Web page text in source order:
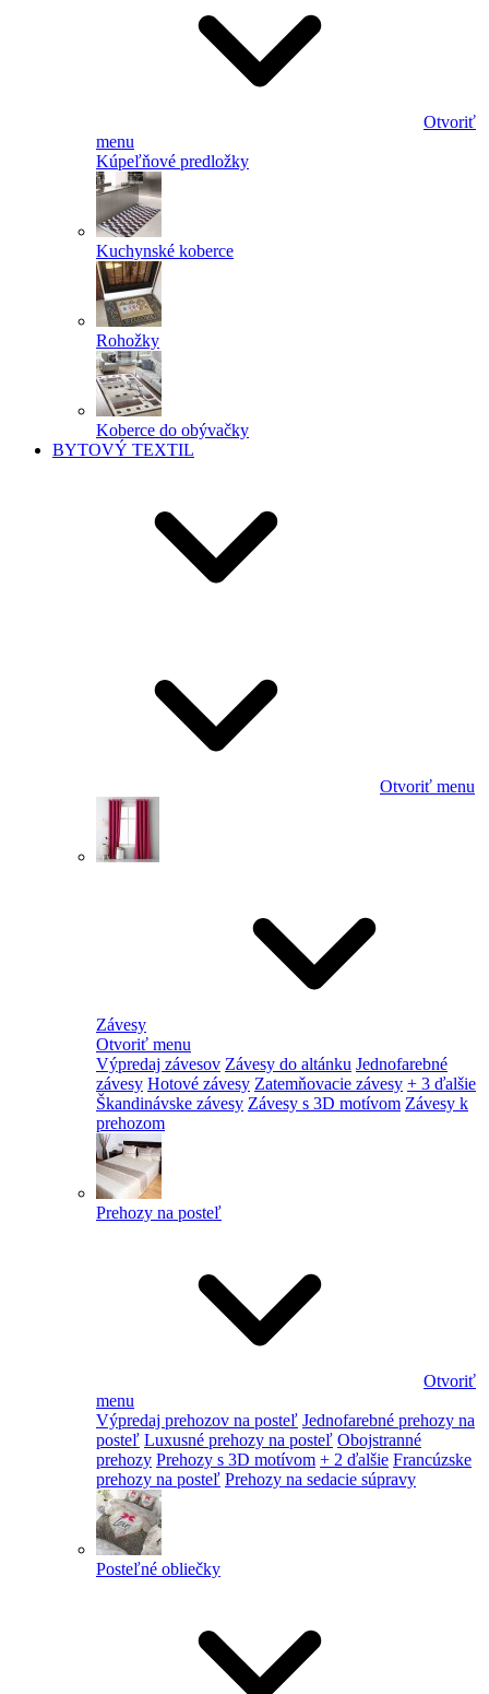
Otvoriť
menu
Kúpeľňové predložky
Kuchynské koberce
Rohožky
Koberce do obývačky
BYTOVÝ TEXTIL
Otvoriť menu
Závesy
Otvoriť menu
Výpredaj závesov Závesy do altánku Jednofarebné
závesy Hotové závesy Zatemňovacie závesy + 3 ďalšie
Škandinávske závesy Závesy s 3D motívom Závesy k
prehozom
Prehozy na posteľ
Otvoriť
menu
Výpredaj prehozov na posteľ Jednofarebné prehozy na
posteľ Luxusné prehozy na posteľ Obojstranné
prehozy Prehozy s 3D motívom + 2 ďalšie Francúzske
prehozy na posteľ Prehozy na sedacie súpravy
Posteľné obliečky